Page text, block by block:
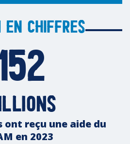
en chiffres
ont reçu une aide du
en 2023